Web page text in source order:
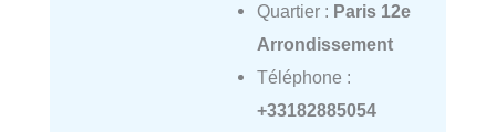
Quartier : Paris 12e
Arrondissement
Téléphone :
+33182885054